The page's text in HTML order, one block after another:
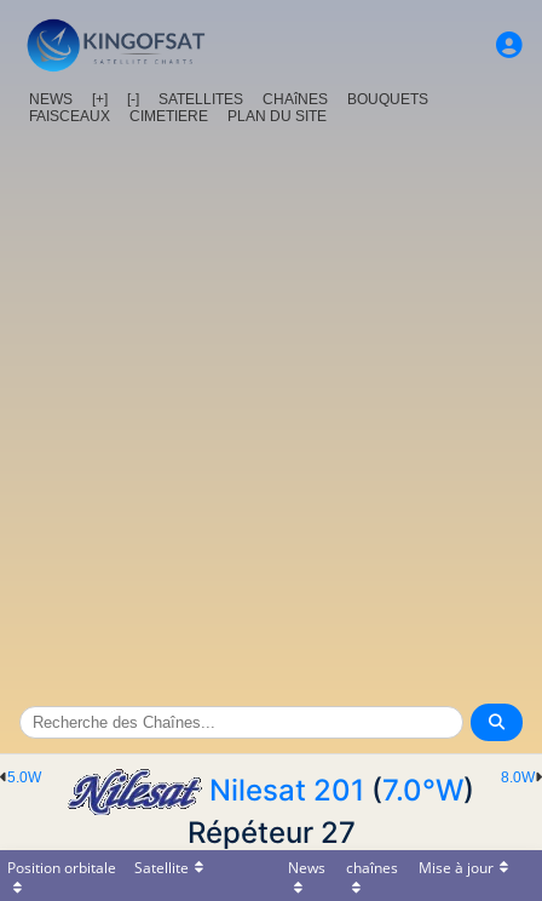
NEWS [+] [-] SATELLITES CHAîNES
BOUQUETS
FAISCEAUX
CIMETIERE PLAN DU SITE
8.0W
5.0W Nilesat 201 (7.0°W)
Répéteur 27
Position orbitale Satellite News chaînes Mise à jour